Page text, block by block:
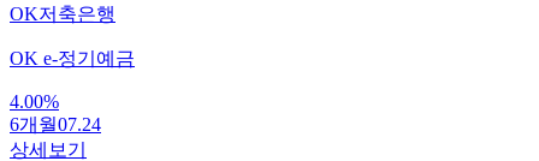
OK저축은행
OK e-정기예금
4.00%
6개월07.24
상세보기